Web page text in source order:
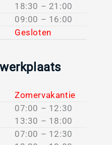
18:30 – 21:00
09:00 – 16:00
Gesloten
Zomervakantie
07:00 – 12:30
13:30 – 18:00
07:00 – 12:30